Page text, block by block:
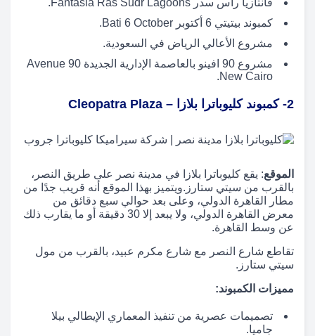
كمبوند بيتيتي 6 أكتوبر Bati 6 October.
مشروع الأعالي الرياض في السعودية.
مشروع 90 افينو بالعاصمة الإدارية الجديدة Avenue 90
New Cairo.
2- كمبوند كليوباترا بلازا – Cleopatra Plaza
الموقع: يقع كليوباترا بلازا في مدينة نصر على طريق النصر،
بالقرب من سيتي ستارز.ويتميز بهذا الموقع أنه قريب جدًا من
مطار القاهرة الدولي، وعلى بعد حوالي سبع دقائق من
معرض القاهرة الدولي، ولا يبعد إلا 30 دقيقة أو ما يقارب ذلك
عن وسط القاهرة.
تقاطع شارع النصر مع شارع مكرم عبيد، بالقرب من مول
سيتي ستارز.
مميزات الكمبوند:
تصميمات عصرية من تنفيذ المعماري الإيطالي بيلا
جاميا.